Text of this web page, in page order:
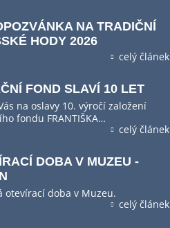
NA TRADIČNÍ
HODY 2026
celý článek
FOND SLAVÍ 10 LET
na oslavy 10. výročí založení
fondu FRANTIŠKA…
celý článek
DOBA V MUZEU -
otevírací doba v Muzeu.
celý článek